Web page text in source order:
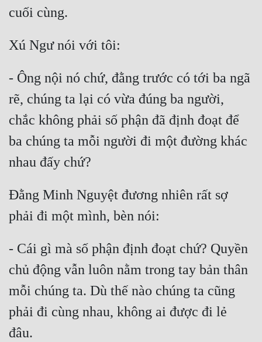
Phản Phái
Quan Trường
Quân Sự
Sảng Văn
Sắc
Sủng
Thanh Xuân
Tiên Hiệp
Triều Đấu
Trùng Sinh
Trọng Sinh
- Ông nội nó chứ, đằng trước có tới ba ngã
rẽ, chúng ta lại có vừa đúng ba người,
chắc không phải số phận đã định đoạt để
ba chúng ta mỗi người đi một đường khác
Đằng Minh Nguyệt đương nhiên rất sợ
- Cái gì mà số phận định đoạt chứ? Quyền
chủ động vẫn luôn nằm trong tay bản thân
mỗi chúng ta. Dù thế nào chúng ta cũng
phải đi cùng nhau, không ai được đi lẻ